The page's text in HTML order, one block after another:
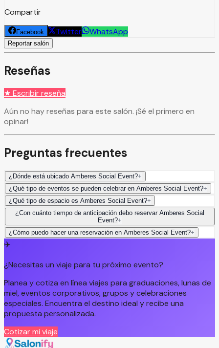
Compartir
Facebook Twitter WhatsApp
Reportar salón
Reseñas
★ Escribir reseña
Aún no hay reseñas para este salón. ¡Sé el primero en
opinar!
Preguntas frecuentes
¿Dónde está ubicado Amberes Social Event?+
¿Qué tipo de eventos se pueden celebrar en Amberes Social Event?+
¿Qué tipo de espacio es Amberes Social Event?+
¿Con cuánto tiempo de anticipación debo reservar Amberes Social
Event?+
¿Cómo puedo hacer una reservación en Amberes Social Event?+
✈️
¿Necesitas un viaje para tu próximo evento?
Planea y cotiza en línea viajes para graduaciones, lunas de
miel, eventos corporativos, grupos y celebraciones
especiales. Encuentra el destino ideal y recibe una
propuesta personalizada.
Cotizar mi viaje